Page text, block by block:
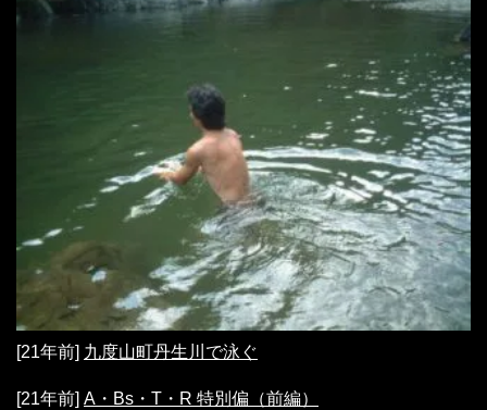
[21年前] 九度山町丹生川で泳ぐ
[21年前] A・Bs・T・R 特別偏（前編）